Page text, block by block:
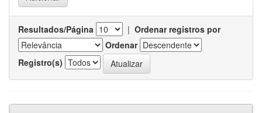
Resultados/Página | Ordenar registros por
Ordenar
Registro(s)